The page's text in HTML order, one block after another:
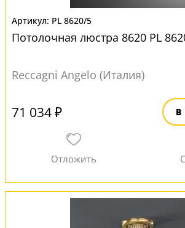
PL 8620/5
Потолочная люстра 8620 PL
Reccagni Angelo (Италия)
71 034 ₽ В